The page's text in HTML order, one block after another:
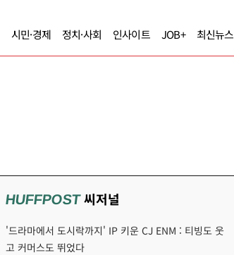
시민·경제 정치·사회 인사이트 JOB+ 최신뉴스
HUFFPOST씨저널
'드라마에서 도시락까지' IP 키운 CJ ENM : 티빙도 웃
고 커머스도 뛰었다